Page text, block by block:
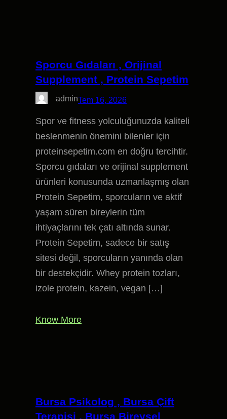
Sporcu Gıdaları , Orijinal
Supplement , Protein Sepetim
adminTem 16, 2026
Spor ve fitness yolculuğunuzda kaliteli
beslenmenin önemini bilenler için
proteinsepetim.com en doğru tercihtir.
Sporcu gıdaları ve orijinal supplement
ürünleri konusunda uzmanlaşmış olan
Protein Sepetim, sporcuların ve aktif
yaşam süren bireylerin tüm
ihtiyaçlarını tek çatı altında sunar.
Protein Sepetim, sadece bir satış
sitesi değil, sporcuların yanında olan
bir destekçidir. Whey protein tozları,
izole protein, kazein, vegan […]
Know More
Bursa Psikolog , Bursa Çift
Terapisi , Bursa Bireysel